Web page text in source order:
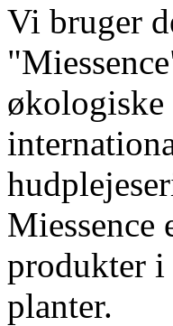
Vi bruger
produkter i
planter.